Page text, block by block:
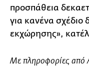
προσπάθεια
για κανένα
εκχώρησης»,
Με πληροφορίες